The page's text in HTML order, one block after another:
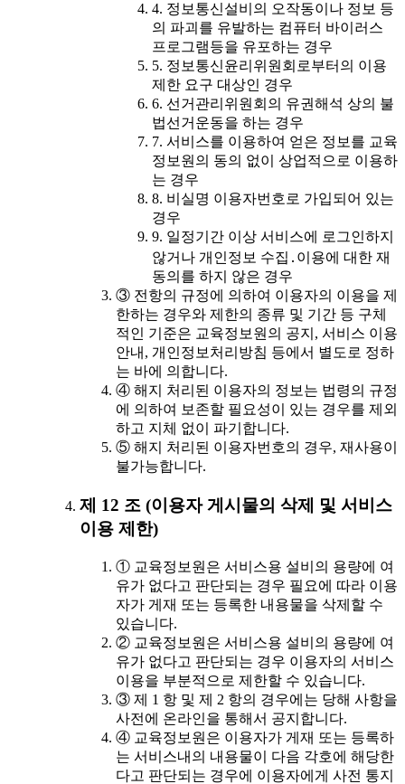
4. 정보통신설비의 오작동이나 정보 등
의 파괴를 유발하는 컴퓨터 바이러스
프로그램등을 유포하는 경우
5. 정보통신윤리위원회로부터의 이용
제한 요구 대상인 경우
6. 선거관리위원회의 유권해석 상의 불
법선거운동을 하는 경우
7. 서비스를 이용하여 얻은 정보를 교육
정보원의 동의 없이 상업적으로 이용하
는 경우
8. 비실명 이용자번호로 가입되어 있는
경우
9. 일정기간 이상 서비스에 로그인하지
않거나 개인정보 수집․이용에 대한 재
동의를 하지 않은 경우
③ 전항의 규정에 의하여 이용자의 이용을 제
한하는 경우와 제한의 종류 및 기간 등 구체
적인 기준은 교육정보원의 공지, 서비스 이용
안내, 개인정보처리방침 등에서 별도로 정하
는 바에 의합니다.
④ 해지 처리된 이용자의 정보는 법령의 규정
에 의하여 보존할 필요성이 있는 경우를 제외
하고 지체 없이 파기합니다.
⑤ 해지 처리된 이용자번호의 경우, 재사용이
불가능합니다.
제 12 조 (이용자 게시물의 삭제 및 서비스
이용 제한)
① 교육정보원은 서비스용 설비의 용량에 여
유가 없다고 판단되는 경우 필요에 따라 이용
자가 게재 또는 등록한 내용물을 삭제할 수
있습니다.
② 교육정보원은 서비스용 설비의 용량에 여
유가 없다고 판단되는 경우 이용자의 서비스
이용을 부분적으로 제한할 수 있습니다.
③ 제 1 항 및 제 2 항의 경우에는 당해 사항을
사전에 온라인을 통해서 공지합니다.
④ 교육정보원은 이용자가 게재 또는 등록하
는 서비스내의 내용물이 다음 각호에 해당한
다고 판단되는 경우에 이용자에게 사전 통지